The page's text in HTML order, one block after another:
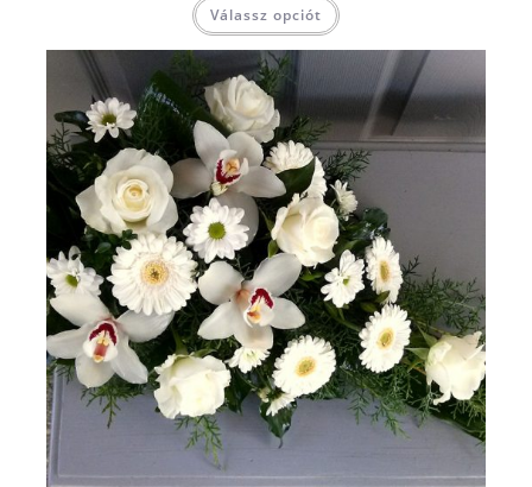
Válassz opciót a
több
variációja
A
változatok
termékoldalon
választhatók
ki